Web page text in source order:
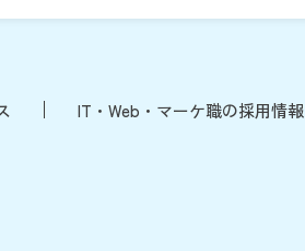
IT・Web・マーケ職の採用情報